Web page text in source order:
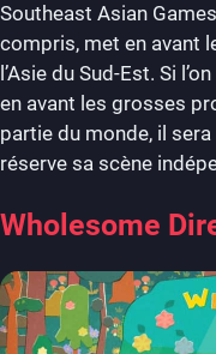
Southeast Asian
compris, met en avant
l’Asie du Sud-Est. Si
en avant les grosses
partie du monde, il
réserve sa scène
Wholesome